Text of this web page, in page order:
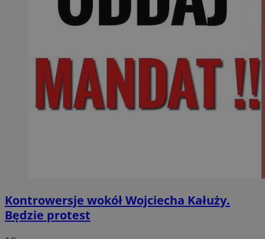
Kontrowersje wokół Wojciecha Kałuży.
Będzie protest